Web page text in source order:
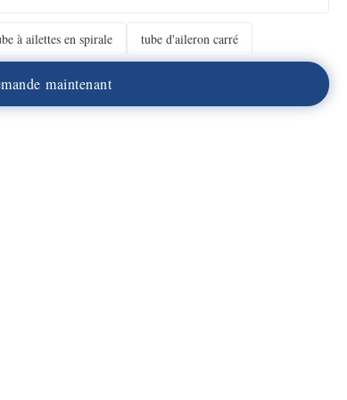
à ailettes en spirale tube d'aileron carré
mande maintenant